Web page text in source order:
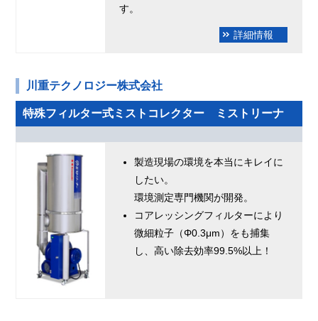
す。
詳細情報
川重テクノロジー株式会社
特殊フィルター式ミストコレクター ミストリーナ
製造現場の環境を本当にキレイに
したい。
環境測定専門機関が開発。
コアレッシングフィルターにより
微細粒子（Φ0.3μm）をも捕集
し、高い除去効率99.5%以上！